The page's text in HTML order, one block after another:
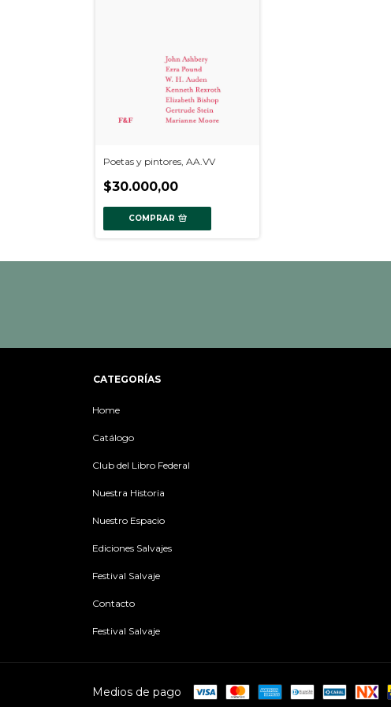
Poetas y pintores, AA.VV
$30.000,00
COMPRAR
CATEGORÍAS
Home
Catálogo
Club del Libro Federal
Nuestra Historia
Nuestro Espacio
Ediciones Salvajes
Festival Salvaje
Contacto
Festival Salvaje
Medios de pago